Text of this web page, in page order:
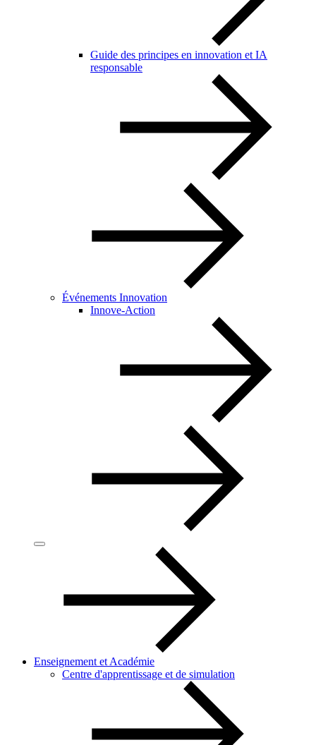
Guide des principes en innovation et IA
responsable
Événements Innovation
Innove-Action
Enseignement et Académie
Centre d'apprentissage et de simulation